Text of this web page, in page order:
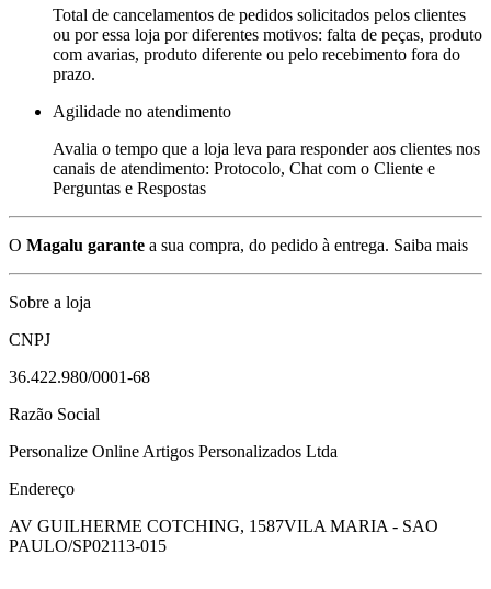
Total de cancelamentos de pedidos solicitados pelos clientes
ou por essa loja por diferentes motivos: falta de peças, produto
com avarias, produto diferente ou pelo recebimento fora do
prazo.
Agilidade no atendimento
Avalia o tempo que a loja leva para responder aos clientes nos
canais de atendimento: Protocolo, Chat com o Cliente e
Perguntas e Respostas
O Magalu garante a sua compra, do pedido à entrega. Saiba mais
Sobre a loja
CNPJ
36.422.980/0001-68
Razão Social
Personalize Online Artigos Personalizados Ltda
Endereço
AV GUILHERME COTCHING, 1587VILA MARIA - SAO
PAULO/SP02113-015